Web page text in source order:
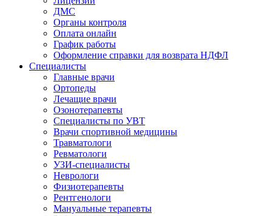
ДМС
Органы контроля
Оплата онлайн
График работы
Оформление справки для возврата НДФЛ
Специалисты
Главные врачи
Ортопеды
Лечащие врачи
Озонотерапевты
Специалисты по УВТ
Врачи спортивной медицины
Травматологи
Ревматологи
УЗИ-специалисты
Неврологи
Физиотерапевты
Рентгенологи
Мануальные терапевты